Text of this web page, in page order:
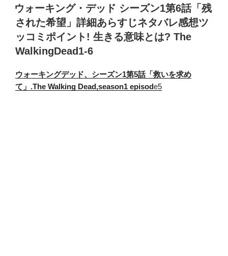
稿
日:
ウォーキング・デッド シーズン1第6話「残
された希望」詳細あらすじネタバレ感想ツ
ッコミポイント! 生きる意味とは? The
WalkingDead1-6
ウォーキングデッド、シーズン1第5話「救いを求め
て」.The Walking Dead,season1 episode5